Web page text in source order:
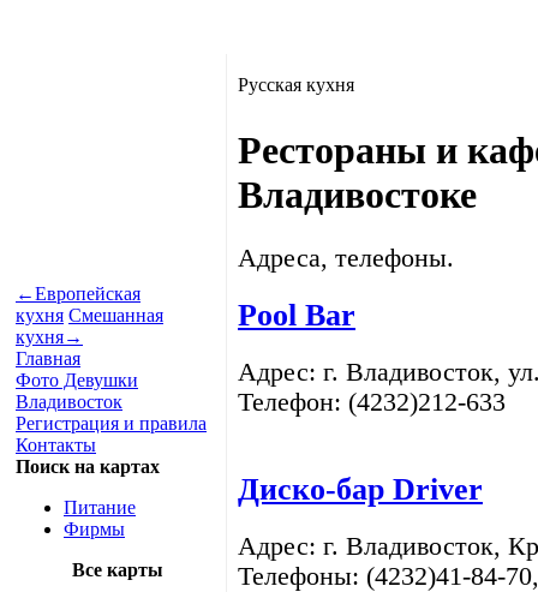
←Европейская
кухня Смешанная
кухня→
Главная
Фото Девушки
Владивосток
Регистрация и правила
Контакты
Поиск на картах
Питание
Фирмы
Все карты
Русская кухня
Рестораны и
Владивостоке
Адреса, телефоны.
Pool Bar
Адрес: г. Владивосток,
Телефон: (4232)212-633
Диско-бар Driver
Адрес: г. Владивосток,
Телефоны: (4232)41-84-